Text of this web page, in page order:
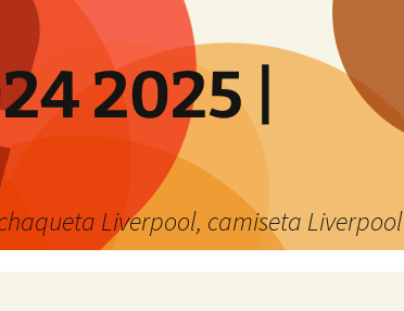
2025 |
Liverpool, camiseta Liverpool